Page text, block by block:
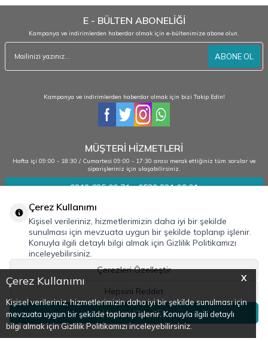
X
Çerez Kullanımı
Kişisel verileriniz, hizmetlerimizin daha iyi bir şekilde sunulması için
mevzuata uygun bir şekilde toplanıp işlenir. Konuyla ilgili detaylı
bilgi almak için Gizlilik Politikamızı inceleyebilirsiniz.
E - BÜLTEN ABONELİĞİ
Kampanya ve indirimlerden haberdar olmak için e-bültenimize abone olun.
ABONE OL
Kampanya ve indirimlerden haberdar olmak için bizi Takip Edin!
MÜŞTERİ HİZMETLERİ
Hafta içi 09:00 - 18:30 / Cumartesi 09:00 - 17:30 arası merak ettiğiniz tüm sorular ve
siparişleriniz için ulaşabilirsiniz.
0212 635 90 71 - 0539 331 06 01
Kurumsal
Bilgilendirme
Adres & İletişim
Çerez Kullanımı
Kişisel verileriniz, hizmetlerimizin daha iyi bir şekilde
sunulması için mevzuata uygun bir şekilde toplanıp işlenir.
Konuyla ilgili detaylı bilgi almak için Gizlilik Politikamızı
inceleyebilirsiniz.
Çerezleri Özelleştir
Hepsini Reddet
Hepsini Kabul Et